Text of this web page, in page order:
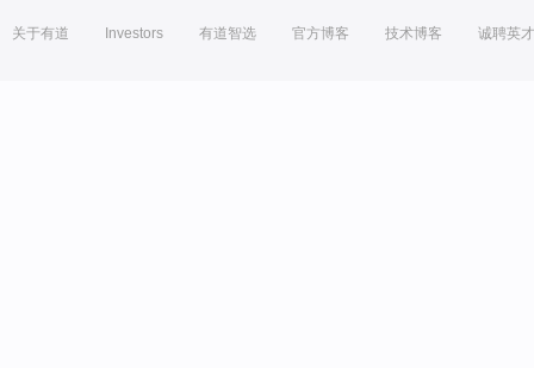
关于有道 Investors 有道智选 官方博客 技术博客 诚聘英才